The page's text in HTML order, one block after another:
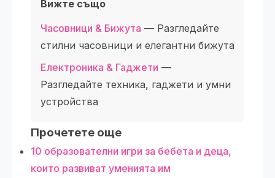
Вижте също
Часовници & Бижута — Разгледайте
стилни часовници и елегантни бижута
Електроника & Гаджети —
Разгледайте техника, гаджети и умни
устройства
Прочетете още
10 образователни игри за бебета и деца,
които развиват уменията им